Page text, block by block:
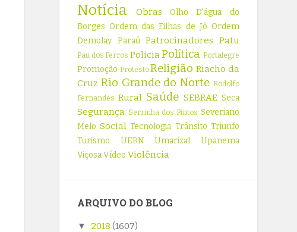
Notícia Obras
Olho D'água do
Borges Ordem das Filhas de Jó Ordem
Demolay Paraú Patrocinadores Patu
Pau dos Ferros PoliciaPolítica Portalegre
Promoção ProtestoReligião Riacho da
Cruz Rio Grande do Norte Rodolfo
Fernandes Rural Saúde SEBRAE Seca
Segurança Serrinha dos Pintos Severiano
Melo Social Tecnologia Trânsito Triunfo
Turismo
UERN Umarizal
Upanema
ViçosaVídeo Violência
ARQUIVO DO BLOG
▼ 2018(1607)